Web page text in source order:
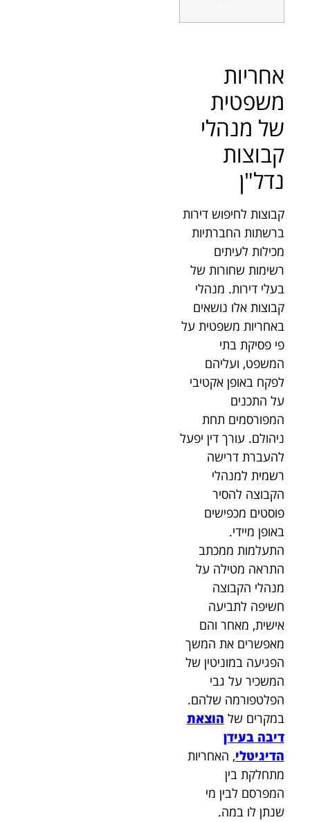
אחריות
משפטית
של מנהלי
קבוצות
נדל"ן
קבוצות לחיפוש דירות
ברשתות החברתיות
מכילות לעיתים
רשימות שחורות של
בעלי דירות. מנהלי
קבוצות אלו נושאים
באחריות משפטית על
פי פסיקת בתי
המשפט, ועליהם
לפקח באופן אקטיבי
על התכנים
המפורסמים תחת
ניהולם. עורך דין יפעל
להעברת דרישה
רשמית למנהלי
הקבוצה להסיר
פוסטים מכפישים
באופן מיידי.
התעלמות ממכתב
התראה מטילה על
מנהלי הקבוצה
חשיפה לתביעה
אישית, מאחר והם
מאפשרים את המשך
הפגיעה במוניטין של
המשכיר על גבי
הפלטפורמה שלהם.
במקרים של הוצאת
דיבה בעידן
הדיגיטלי, האחריות
מתחלקת בין
המפרסם לבין מי
שנתן לו במה.